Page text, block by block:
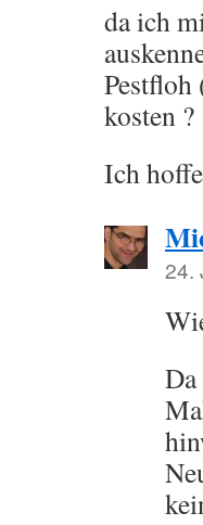
da ich
kosten ?
Ich
24.